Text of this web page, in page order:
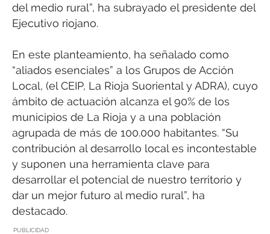
del medio rural”, ha subrayado el presidente del
Ejecutivo riojano.
En este planteamiento, ha señalado como
“aliados esenciales” a los Grupos de Acción
Local, (el CEIP, La Rioja Suoriental y ADRA), cuyo
ámbito de actuación alcanza el 90% de los
municipios de La Rioja y a una población
agrupada de más de 100.000 habitantes. “Su
contribución al desarrollo local es incontestable
y suponen una herramienta clave para
desarrollar el potencial de nuestro territorio y
dar un mejor futuro al medio rural”, ha
destacado.
PUBLICIDAD